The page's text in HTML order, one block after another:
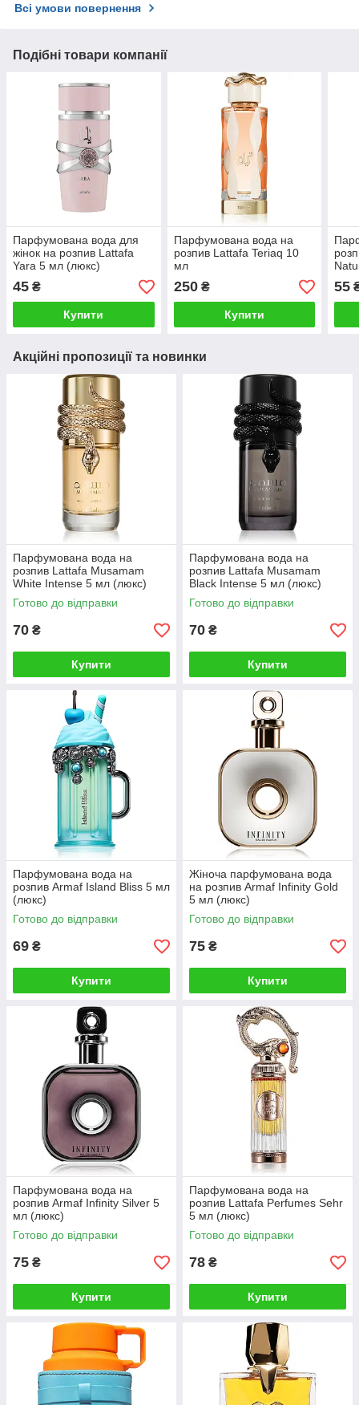
Всі умови повернення
Подібні товари компанії
Парфумована вода для
жінок на розпив Lattafa
Yara 5 мл (люкс)
45 ₴
Купити
Парфумована вода на
розпив Lattafa Teriaq 10
мл
250₴
Купити
55
Акційні пропозиції та новинки
Парфумована вода на
розпив Lattafa Musamam
White Intense 5 мл (люкс)
Готово до відправки
70 ₴
Купити
Парфумована вода на
розпив Lattafa Musamam
Black Intense 5 мл (люкс)
Готово до відправки
70 ₴
Купити
Парфумована вода на
розпив Armaf Island Bliss 5 мл
(люкс)
Готово до відправки
69 ₴
Купити
Жіноча парфумована вода
на розпив Armaf Infinity Gold
5 мл (люкс)
Готово до відправки
75 ₴
Купити
Парфумована вода на
розпив Armaf Infinity Silver 5
мл (люкс)
Готово до відправки
75 ₴
Купити
Парфумована вода на
розпив Lattafa Perfumes Sehr
5 мл (люкс)
Готово до відправки
78 ₴
Купити